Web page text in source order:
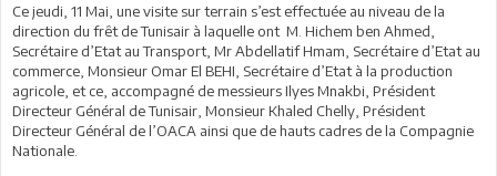
Ce jeudi, 11 Mai, une visite sur terrain s’est effectuée au niveau de la
direction du frêt de Tunisair à laquelle ont M. Hichem ben Ahmed,
Secrétaire d’Etat au Transport, Mr Abdellatif Hmam, Secrétaire d’Etat au
commerce, Monsieur Omar El BEHI, Secrétaire d’Etat à la production
agricole, et ce, accompagné de messieurs Ilyes Mnakbi, Président
Directeur Général de Tunisair, Monsieur Khaled Chelly, Président
Directeur Général de l’OACA ainsi que de hauts cadres de la Compagnie
Nationale.